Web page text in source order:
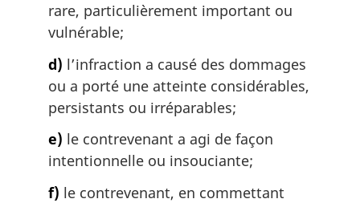
rare, particulièrement important ou
vulnérable;
d) l’infraction a causé des dommages
ou a porté une atteinte considérables,
persistants ou irréparables;
e) le contrevenant a agi de façon
intentionnelle ou insouciante;
f) le contrevenant, en commettant